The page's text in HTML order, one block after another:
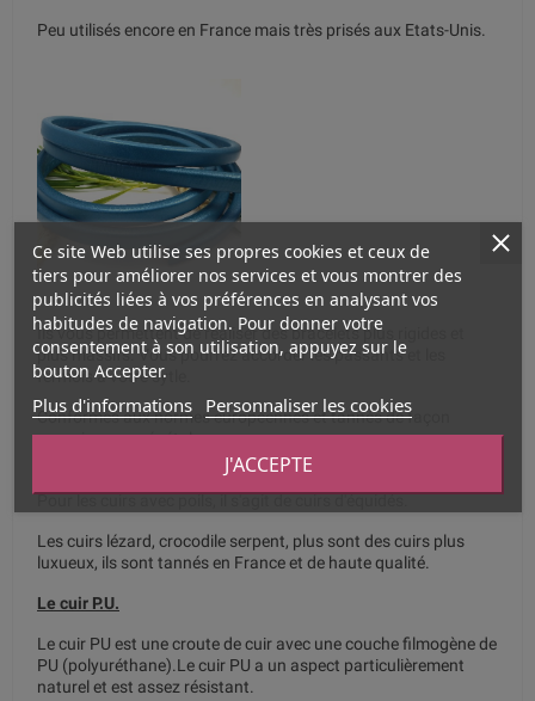
Peu utilisés encore en France mais très prisés aux Etats-Unis.
Ils vous permettent de réaliser des bracelets plus rigides et
plus massifs. Vous pourrez accorder les passants et les
fermois à votre sytle.
Conformes aux normes européennes et tannés de façon
organique ou végétale.
Il s'agit principalement de vachette ou de veau et de chèvre.
Pour les cuirs avec poils, il s'agit de cuirs d'équidés.
Les cuirs lézard, crocodile serpent, plus sont des cuirs plus
luxueux, ils sont tannés en France et de haute qualité.
Le cuir P.U.
Le cuir PU est une croute de cuir avec une couche filmogène de
PU (polyuréthane).Le cuir PU a un aspect particulièrement
naturel et est assez résistant.
Ce site Web utilise ses propres cookies et ceux de
tiers pour améliorer nos services et vous montrer des
publicités liées à vos préférences en analysant vos
habitudes de navigation. Pour donner votre
consentement à son utilisation, appuyez sur le
bouton Accepter.
Plus d'informations Personnaliser les cookies
J'ACCEPTE